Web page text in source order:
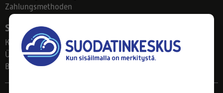
Zahlungsmethoden
Suodatinkeskus
Kontakt
Über uns
Blog